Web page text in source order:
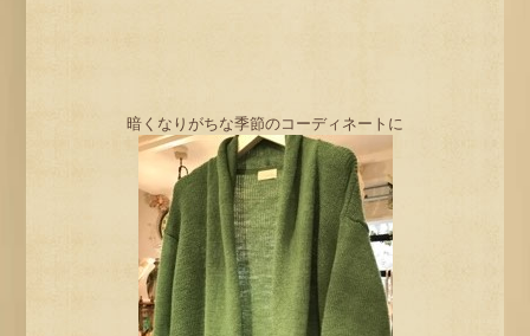
暗くなりがちな季節のコーディネートに